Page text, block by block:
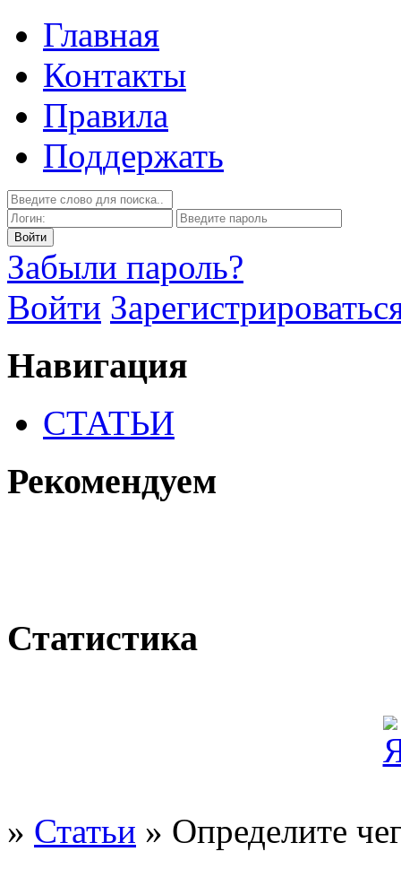
Главная
Контакты
Правила
Поддержать
Забыли пароль?
Войти
Навигация
СТАТЬИ
Рекомендуем
Статистика
» Статьи » Определите